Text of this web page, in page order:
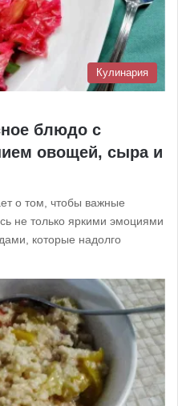
Кулинария
блюдо с
овощей, сыра и
о том, чтобы важные
не только яркими эмоциями
которые надолго